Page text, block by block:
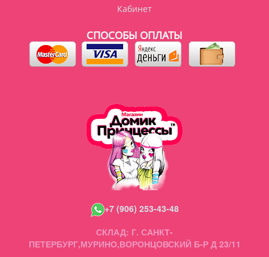
Кабинет
СПОСОБЫ ОПЛАТЫ
+7 (906) 253-43-48
СКЛАД: Г. САНКТ-
ПЕТЕРБУРГ,МУРИНО,ВОРОНЦОВСКИЙ Б-Р Д 23/11